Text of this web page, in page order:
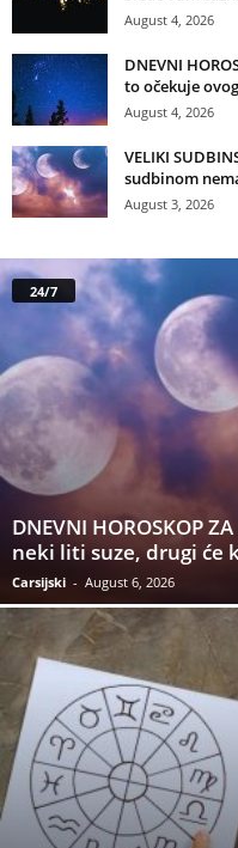
August 4, 2026
DNEVNI
to očekuje
August 4, 2026
VELIKI
sudbinom
August 3, 2026
24/7
DNEVNI HOROSKOP
neki liti suze, drugi će
Carsijski - August 6, 2026